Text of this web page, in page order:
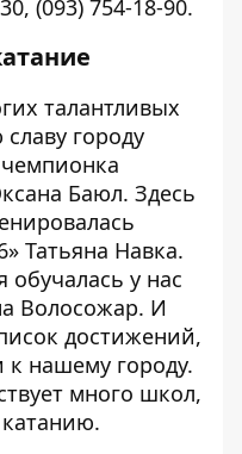
(093) 754-18-90.
талантливых
городу
Баюл. Здесь
Татьяна Навка.
обучалась у нас
Волосожар. И
достижений,
нашему городу.
много школ,